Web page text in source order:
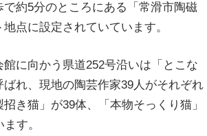
約5分のところにある「常滑市陶磁
点に設定されていています。
に向かう県道252号沿いは「とこな
れ、現地の陶芸作家39人がそれぞれ
き猫」が39体、「本物そっくり猫」
す。